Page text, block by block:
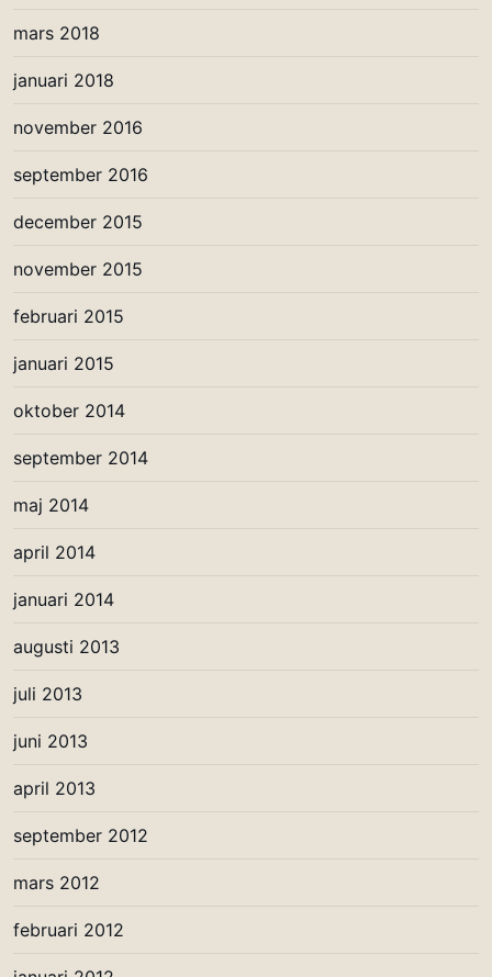
mars 2018
januari 2018
november 2016
september 2016
december 2015
november 2015
februari 2015
januari 2015
oktober 2014
september 2014
maj 2014
april 2014
januari 2014
augusti 2013
juli 2013
juni 2013
april 2013
september 2012
mars 2012
februari 2012